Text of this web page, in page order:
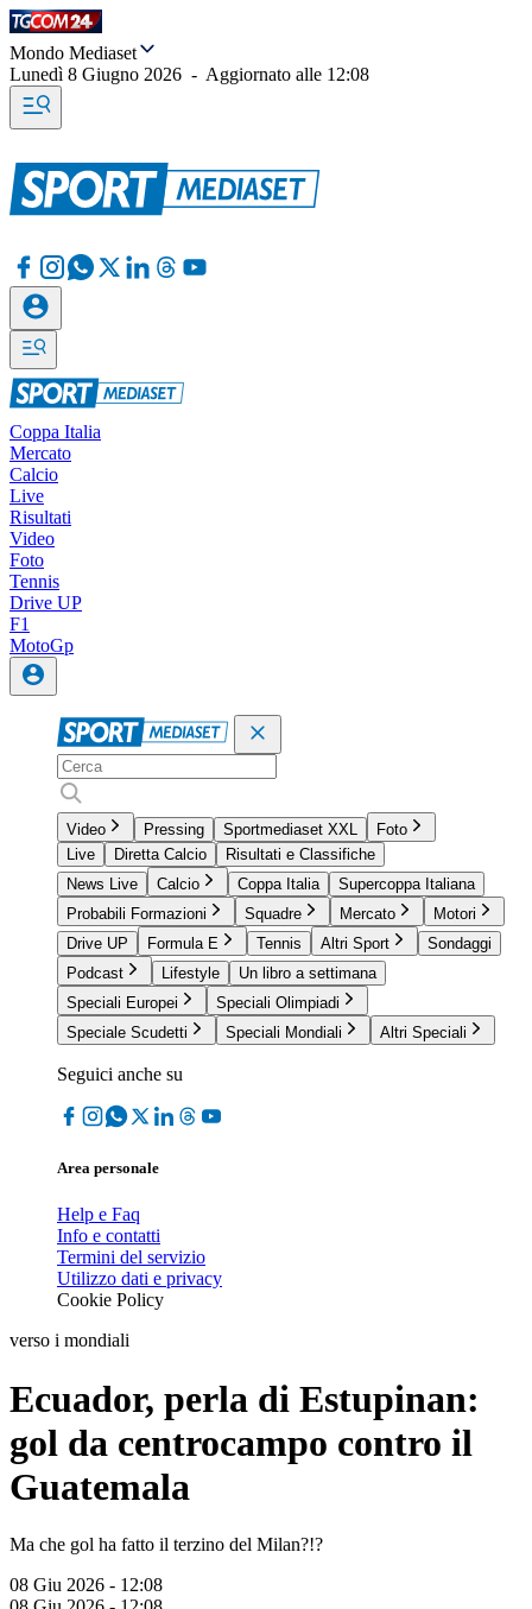
Mondo Mediaset
Lunedì 8 Giugno 2026 - Aggiornato alle 12:08
Coppa Italia
Mercato
Calcio
Live
Risultati
Video
Foto
Tennis
Drive UP
F1
MotoGp
Video Pressing Sportmediaset XXL
Foto
Live
Diretta Calcio
Risultati e Classifiche
News Live
Calcio Coppa Italia
Supercoppa Italiana
Probabili Formazioni
Squadre Mercato
Motori
Drive UP
Formula E Tennis Altri Sport
Sondaggi
Podcast
Lifestyle
Un libro a settimana
Speciali Europei
Speciali Olimpiadi
Speciale Scudetti
Speciali Mondiali Altri Speciali
Seguici anche su
Area personale
Help e Faq
Info e contatti
Termini del servizio
Utilizzo dati e privacy
Cookie Policy
verso i mondiali
Ecuador, perla di Estupinan:
gol da centrocampo contro il
Guatemala
Ma che gol ha fatto il terzino del Milan?!?
08 Giu 2026 - 12:08